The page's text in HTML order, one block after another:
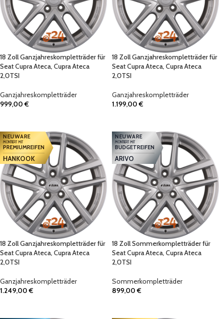
18 Zoll Ganzjahreskompletträder für
Seat Cupra Ateca, Cupra Ateca
2,0TSI
Ganzjahreskompletträder
999,00€
18 Zoll Ganzjahreskompletträder für
Seat Cupra Ateca, Cupra Ateca
2,0TSI
Ganzjahreskompletträder
1.199,00€
NEUWARE
MONTIERT MIT
PREMIUMREIFEN
HANKOOK
18 Zoll Ganzjahreskompletträder für
Seat Cupra Ateca, Cupra Ateca
2,0TSI
Ganzjahreskompletträder
1.249,00€
NEUWARE
MONTIERT MIT
BUDGETREIFEN
ARIVO
18 Zoll Sommerkompletträder für
Seat Cupra Ateca, Cupra Ateca
2,0TSI
Sommerkompletträder
899,00€